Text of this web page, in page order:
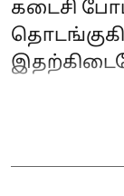
கடைசி